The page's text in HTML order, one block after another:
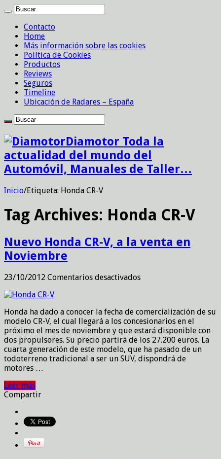
Contacto
Home
Más información sobre las cookies
Política de Cookies
Productos
Reviews
Seguros
Timeline
Ubicación de Radares – España
Diamotor Toda la
actualidad del mundo del
Automóvil, Manuales de Taller…
Inicio/Etiqueta: Honda CR-V
Tag Archives: Honda CR-V
Nuevo Honda CR-V, a la venta en
Noviembre
23/10/2012 Comentarios desactivadosen
V,
a
la
venta
en
Noviembre
Honda ha dado a conocer la fecha de comercialización de su
modelo CR-V, el cual llegará a los concesionarios en el
próximo el mes de noviembre y que estará disponible con
dos propulsores. Su precio partirá de los 27.200 euros. La
cuarta generación de este modelo, que ha pasado de un
todoterreno tradicional a ser un SUV, dispondrá de
motores …
Leer más
Compartir